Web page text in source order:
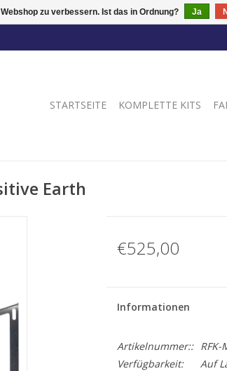
STARTSEITE KOMPLETTE KITS
Earth
€525,00
Informationen
Artikelnummer::
RFK-
Verfügbarkeit:
Auf
zu verbessern. Ist das in Ordnung? Ja